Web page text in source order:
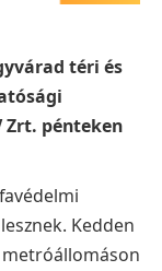
téri és
pénteken
Kedden